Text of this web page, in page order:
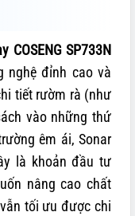
COSENG SP733N
nghệ đỉnh cao và
tiết rườm rà (như
vào những thứ
êm ái, Sonar
là khoản đầu tư
nâng cao chất
tối ưu được chi